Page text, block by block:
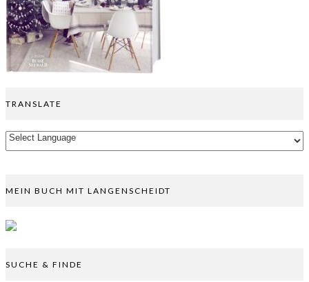
TRANSLATE
MEIN BUCH MIT LANGENSCHEIDT
SUCHE & FINDE